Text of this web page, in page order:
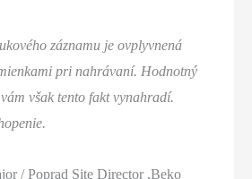
záznamu je ovplyvnená
pri nahrávaní. Hodnotný
však tento fakt vynahradí.
/ Poprad Site Director ,Beko